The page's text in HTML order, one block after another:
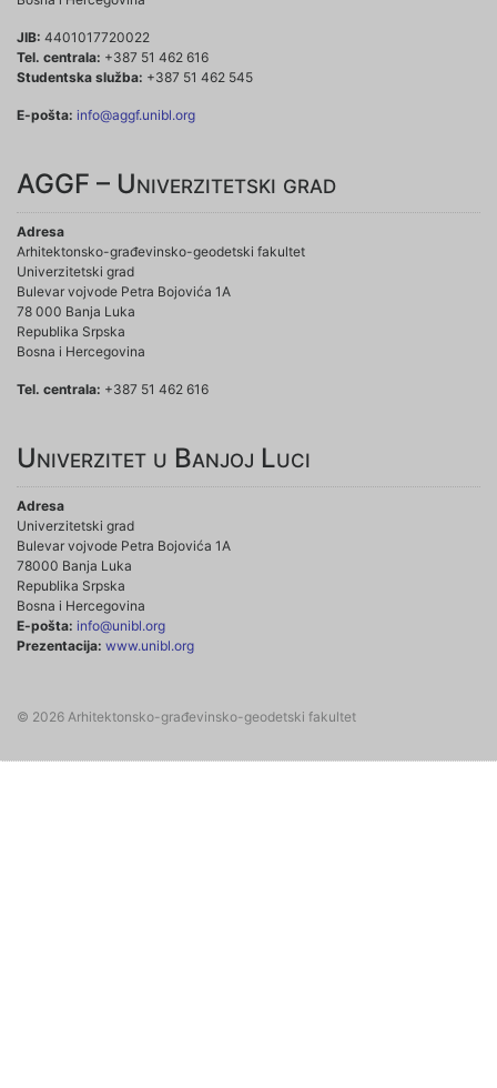
JIB: 4401017720022
Tel. centrala: +387 51 462 616
Studentska služba: +387 51 462 545
E-pošta: info@aggf.unibl.org
AGGF – Univerzitetski grad
Adresa
Arhitektonsko-građevinsko-geodetski fakultet
Univerzitetski grad
Bulevar vojvode Petra Bojovića 1A
78 000 Banja Luka
Republika Srpska
Bosna i Hercegovina
Tel. centrala: +387 51 462 616
Univerzitet u Banjoj Luci
Adresa
Univerzitetski grad
Bulevar vojvode Petra Bojovića 1A
78000 Banja Luka
Republika Srpska
Bosna i Hercegovina
E-pošta: info@unibl.org
Prezentacija: www.unibl.org
© 2026 Arhitektonsko-građevinsko-geodetski fakultet